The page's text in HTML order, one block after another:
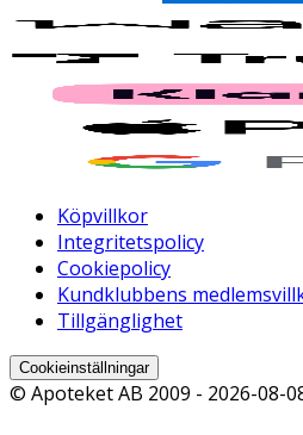
Köpvillkor
Integritetspolicy
Cookiepolicy
Kundklubbens
Tillgänglighet
Cookieinställningar
© Apoteket AB 2009 - 2026-08-